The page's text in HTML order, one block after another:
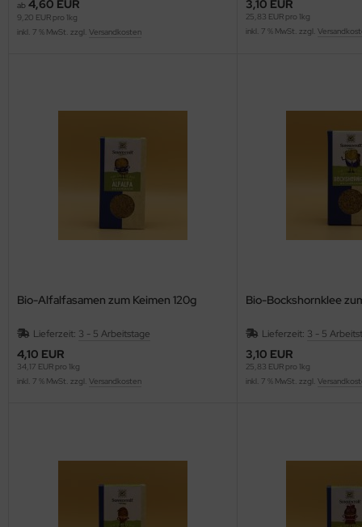
ab 4,60 EUR
9,20 EUR pro 1kg
inkl. 7 % MwSt. zzgl. Versandkosten
3,10 EUR
25,83 EUR pro 1kg
inkl. 7 % MwSt. zzgl.
Bio-Alfalfasamen zum Keimen 120g
Lieferzeit: 3 - 5 Arbeitstage
4,10 EUR
34,17 EUR pro 1kg
inkl. 7 % MwSt. zzgl. Versandkosten
Bio-Bockshornklee
Lieferzeit: 3 - 5
3,10 EUR
25,83 EUR pro 1kg
inkl. 7 % MwSt. zzgl.